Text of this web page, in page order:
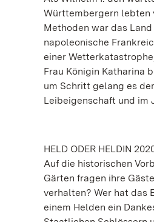
Württembergern lebten
Methoden war das
napoleonische
einer
Frau Königin Katharina
um Schritt gelang es
Leibeigenschaft und im
HELD ODER HELDIN
Auf die historischen
Gärten fragen ihre
verhalten? Wer hat das
einem Helden ein